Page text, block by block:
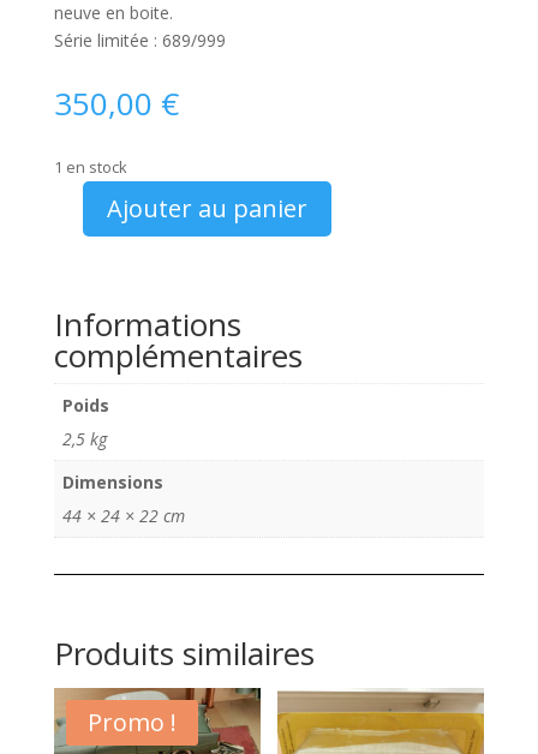
neuve en boite.
Série limitée : 689/999
350,00 €
1 en stock
quantité
057
Peugeot
106
Rallye
1/12
Ajouter au panier
Informations
complémentaires
Poids
2,5 kg
Dimensions
44 × 24 × 22 cm
Produits similaires
Promo !